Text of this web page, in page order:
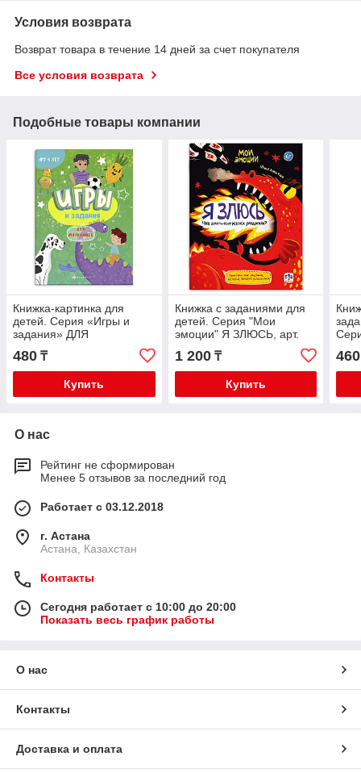
Условия возврата
Возврат товара в течение 14 дней за счет покупателя
Все условия возврата
Подобные товары компании
Книжка-картинка для
детей. Серия «Игры и
задания» ДЛЯ
МАЛЬЧИШЕК, арт.
57317001
480 ₸
Купить
Книжка с заданиями для
детей. Серия "Мои
эмоции" Я ЗЛЮСЬ, арт.
1 200₸
Купить
460
О нас
Рейтинг не сформирован
Менее 5 отзывов за последний год
Работает с 03.12.2018
г. Астана
Астана, Казахстан
Контакты
Сегодня работает с 10:00 до 20:00
Показать весь график работы
О нас
Контакты
Доставка и оплата